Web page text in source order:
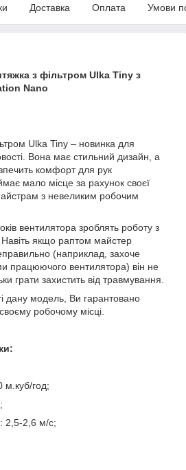
Доставка Оплата Умови
з фільтром Ulka Tiny з
Nano
Ulka Tiny – новинка для
Вона має стильний дизайн, а
комфорт для рук
мало місце за рахунок своєї
майстрам з невеликим робочим
вентилятора зроблять роботу з
якщо раптом майстер
(наприклад, захоче
працюючого вентилятора) він не
грати захистить від травмування.
дану модель, Ви гарантовано
робочому місці.
м.куб/год;
2,5-2,6 м/с;